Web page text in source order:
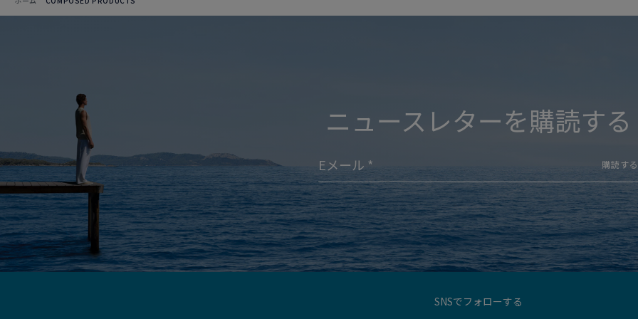
ニュースレターを購読する
購読する
SNSでフォローする